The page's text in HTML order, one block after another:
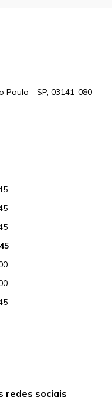
Paulo - SP, 03141-080
redes sociais